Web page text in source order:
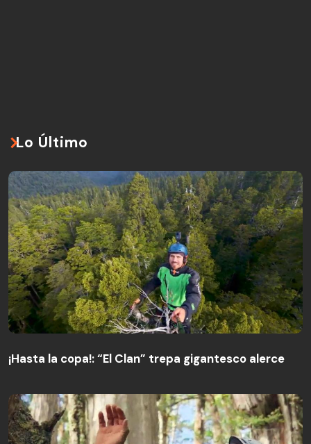
Lo Último
¡Hasta la copa!: “El Clan” trepa gigantesco alerce